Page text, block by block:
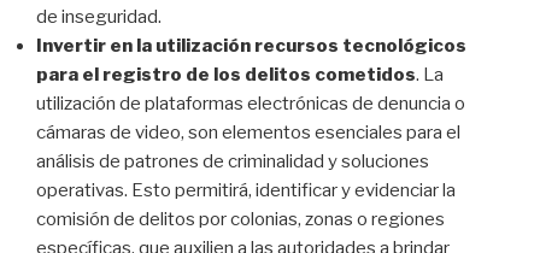
de inseguridad.
Invertir en la utilización recursos tecnológicos
para el registro de los delitos cometidos. La
utilización de plataformas electrónicas de denuncia o
cámaras de video, son elementos esenciales para el
análisis de patrones de criminalidad y soluciones
operativas. Esto permitirá, identificar y evidenciar la
comisión de delitos por colonias, zonas o regiones
específicas, que auxilien a las autoridades a brindar